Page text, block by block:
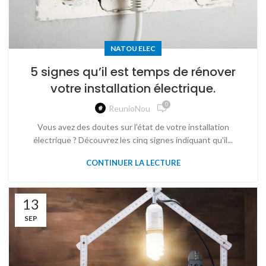
NATOU ELEC
5 signes qu’il est temps de rénover
votre installation électrique.
ReunioNou 0
Vous avez des doutes sur l'état de votre installation
électrique ? Découvrez les cinq signes indiquant qu'il...
CONTINUER LA LECTURE
13
SEP